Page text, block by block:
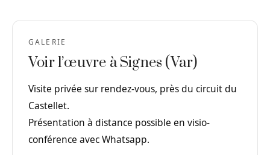
GALERIE
Voir l’œuvre à Signes (Var)
Visite privée sur rendez-vous, près du circuit du
Castellet.
Présentation à distance possible en visio-
conférence avec Whatsapp.